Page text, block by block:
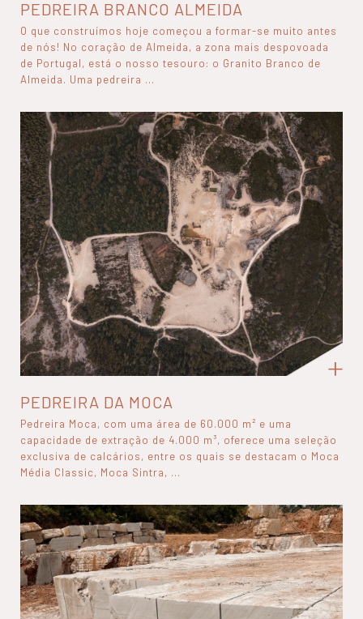
PEDREIRA BRANCO ALMEIDA
O que construímos hoje começou a formar-se muito antes
de nós! No coração de Almeida, a zona mais despovoada
de Portugal, está o nosso tesouro: o Granito Branco de
Almeida. Uma pedreira ...
PEDREIRA DA MOCA
Pedreira Moca, com uma área de 60.000 m² e uma
capacidade de extração de 4.000 m³, oferece uma seleção
exclusiva de calcários, entre os quais se destacam o Moca
Média Classic, Moca Sintra, ...